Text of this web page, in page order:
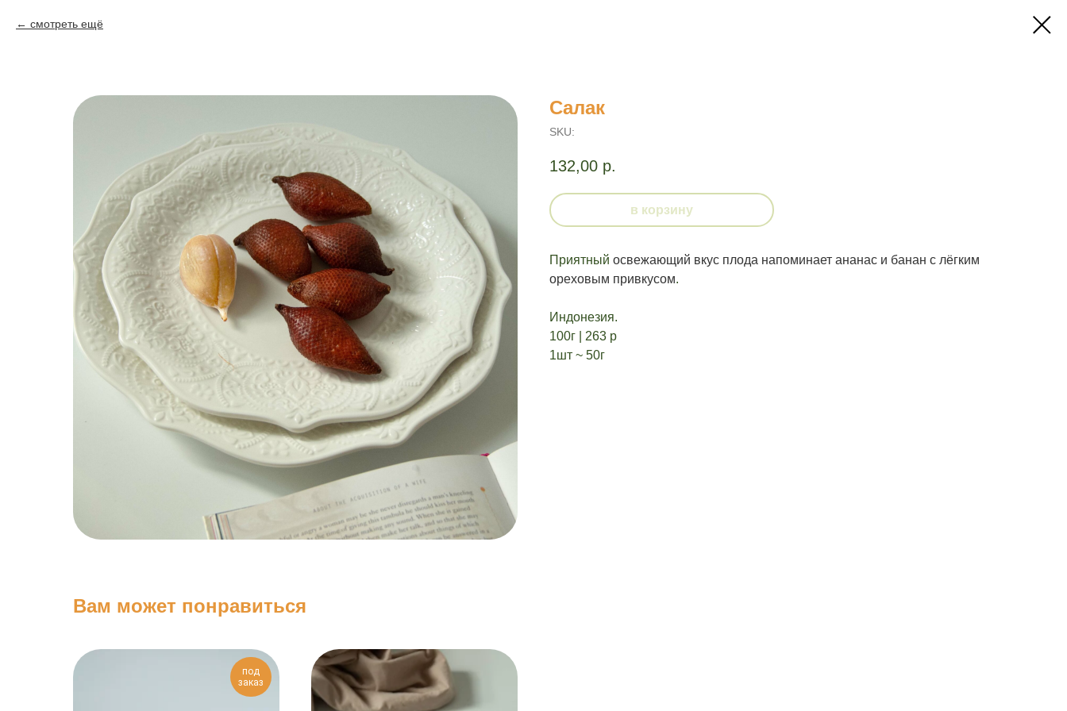
смотреть ещё
Салак
SKU:
132,00 р.
в корзину
Приятный освежающий вкус плода напоминает ананас и банан с лёгким
ореховым привкусом.
Индонезия.
100г | 263 р
1шт ~ 50г
Вам может понравиться
под
заказ